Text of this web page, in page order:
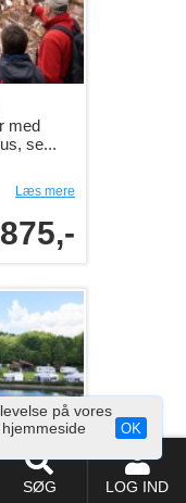
SØG LOG IND
med
se...
Læs mere
ro
på vores
OK